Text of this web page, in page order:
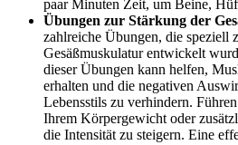
paar Minuten Zeit, um Beine,
Übungen zur Stärkung der
zahlreiche Übungen, die speziell
Gesäßmuskulatur entwickelt
dieser Übungen kann helfen,
erhalten und die negativen
Lebensstils zu verhindern.
Ihrem Körpergewicht oder
die Intensität zu steigern. Eine